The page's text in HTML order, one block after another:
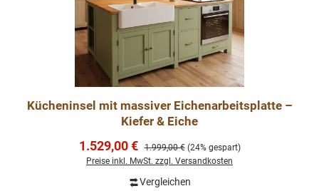
Kücheninsel mit massiver Eichenarbeitsplatte –
Kiefer & Eiche
Verkaufspreis:
1.529,00 € Regulärer Preis:
1.999,00 € (24% gespart)
Preise inkl. MwSt. zzgl. Versandkosten
Vergleichen